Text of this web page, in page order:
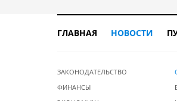
ГЛАВНАЯ НОВОСТИ
ЗАКОНОДАТЕЛЬСТВО
ФИНАНСЫ